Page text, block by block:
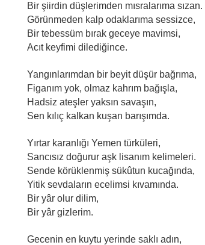
Bir şiirdin düşlerimden mısralarıma sızan.
Görünmeden kalp odaklarıma sessizce,
Bir tebessüm bırak geceye mavimsi,
Acıt keyfimi dilediğince.
Yangınlarımdan bir beyit düşür bağrıma,
Figanım yok, olmaz kahrım bağışla,
Hadsiz ateşler yaksın savaşın,
Sen kılıç kalkan kuşan barışımda.
Yırtar karanlığı Yemen türküleri,
Sancısız doğurur aşk lisanım kelimeleri.
Sende körüklenmiş sükûtun kucağında,
Yitik sevdaların ecelimsi kıvamında.
Bir yâr olur dilim,
Bir yâr gizlerim.
Gecenin en kuytu yerinde saklı adın,